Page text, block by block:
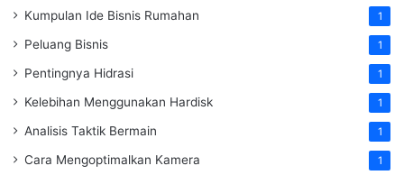
Kumpulan Ide Bisnis Rumahan 1
Peluang Bisnis 1
Pentingnya Hidrasi 1
Kelebihan Menggunakan Hardisk 1
Analisis Taktik Bermain 1
Cara Mengoptimalkan Kamera 1